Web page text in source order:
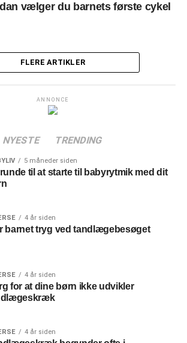
vælger du barnets første cykel
FLERE ARTIKLER
ANNONCE
NYESTE TRENDING
5 måneder siden
til at starte til babyrytmik med dit
4 år siden
barnet tryg ved tandlægebesøget
4 år siden
for at dine børn ikke udvikler
4 år siden